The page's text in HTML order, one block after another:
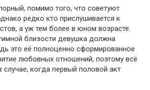
помимо того, что советуют
редко кто прислушивается к
а уж тем более в юном возрасте.
близости девушка должна
это её полноценно сформированное
любовных отношений, поэтому всё
когда первый половой акт